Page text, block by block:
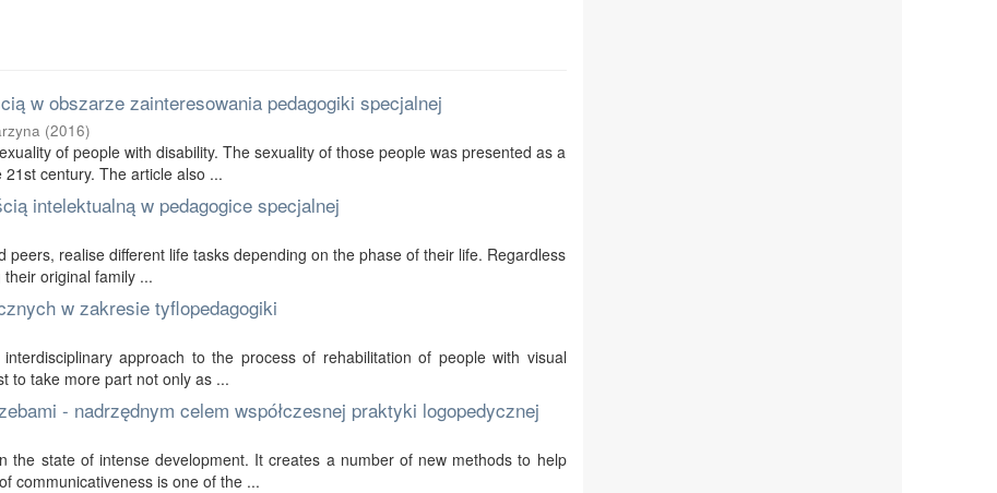
w obszarze zainteresowania pedagogiki specjalnej
(2016)
of people with disability. The sexuality of those people was presented as a
century. The article also ...
intelektualną w pedagogice specjalnej
realise different life tasks depending on the phase of their life. Regardless
original family ...
w zakresie tyflopedagogiki
approach to the process of rehabilitation of people with visual
to take more part not only as ...
- nadrzędnym celem współczesnej praktyki logopedycznej
the state of intense development. It creates a number of new methods to help
communicativeness is one of the ...